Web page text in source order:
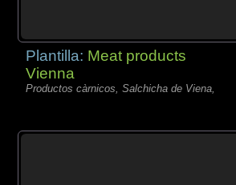
Plantilla: Meat products
Vienna
Productos càrnicos, Salchicha de Viena,